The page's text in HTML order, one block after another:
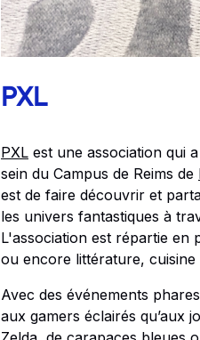
PXL
PXLest une association qui
sein du Campus de Reims de
est de faire découvrir et
les univers fantastiques à
L'association est répartie en
ou encore littérature, cuisine
Avec des événements
aux gamers éclairés qu’aux